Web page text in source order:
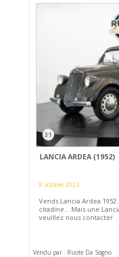
31
LANCIA ARDEA (1952)
8 octobre 2023
Vends Lancia Ardea
citadine... Mais une
veuillez nous contacter
Vendu par : Ruote Da Sogno